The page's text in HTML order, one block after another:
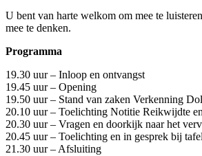
U bent van harte welkom om mee te
mee te denken.
Programma
19.30 uur – Inloop en ontvangst
19.45 uur – Opening
19.50 uur – Stand van zaken Verkenning
20.10 uur – Toelichting Notitie Reikwijdte
20.30 uur – Vragen en doorkijk naar het
20.45 uur – Toelichting en in gesprek bij
21.30 uur – Afsluiting